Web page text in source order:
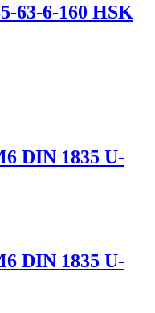
63-6-160 HSK
DIN 1835 U-
DIN 1835 U-